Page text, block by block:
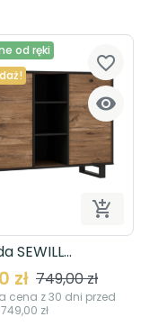
od ręki


favorite_border
SEWILL
zł 749,00 zł
cena z 30 dni przed
749,00 zł